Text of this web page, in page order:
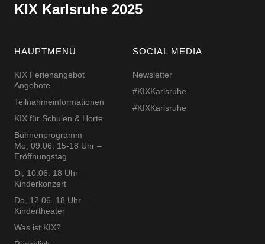
KIX Karlsruhe 2025
HAUPTMENÜ
KIX Ferienangebot
Angebote
Teilnahmeinformationen
KIX für Schulen & Horte
Bühnenprogramm
Mo, 09.06. 15-18 Uhr –
Eröffnungstag
Di, 10.06. 18 Uhr –
Kinderkonzert
Do, 12.06. 18 Uhr –
Kindertheater
Was ist KIX?
SOCIAL MEDIA
Newsletter
#KIXKarlsruhe
#KIXKarlsruhe